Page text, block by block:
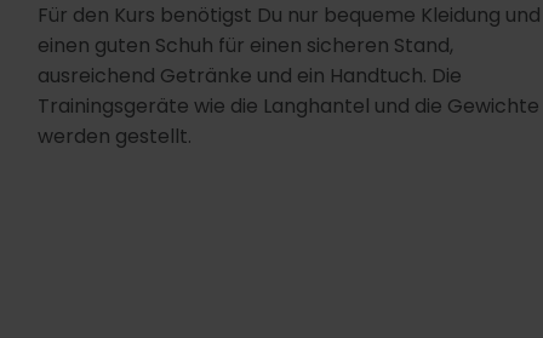
Für den Kurs benötigst Du nur bequeme Kleidung und
einen guten Schuh für einen sicheren Stand,
ausreichend Getränke und ein Handtuch. Die
Trainingsgeräte wie die Langhantel und die Gewichte
werden gestellt.